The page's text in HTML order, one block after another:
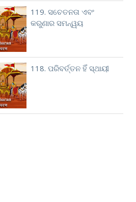
119. ସଚେତନତା ଏବଂ
କରୁଣାର ସମନ୍ୱୟ
118. ପରିବର୍ତ୍ତନ ହିଁ ସ୍ଥାୟୀ